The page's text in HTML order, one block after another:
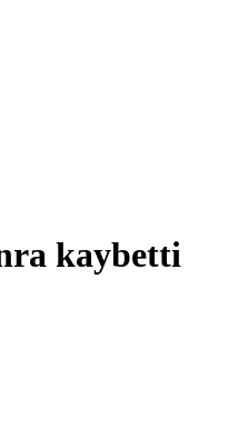
kaybetti